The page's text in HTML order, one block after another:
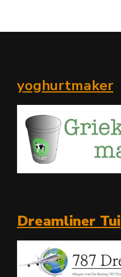
yoghurtmaker
Dreamliner Tui